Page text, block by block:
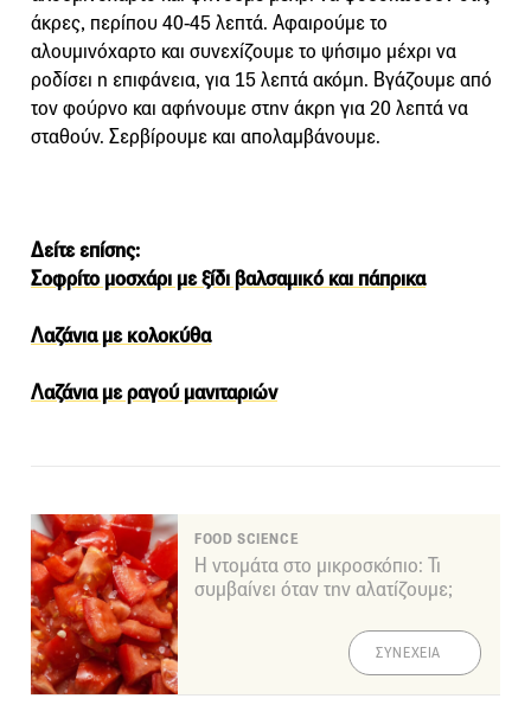
άκρες, περίπου 40-45 λεπτά. Αφαιρούμε το
αλουμινόχαρτο και συνεχίζουμε το ψήσιμο μέχρι να
ροδίσει η επιφάνεια, για 15 λεπτά ακόμη. Βγάζουμε από
τoν φούρνο και αφήνουμε στην άκρη για 20 λεπτά να
σταθούν. Σερβίρουμε και απολαμβάνουμε.
Δείτε επίσης:
Σοφρίτο μοσχάρι με ξίδι βαλσαμικό και πάπρικα
Λαζάνια με κολοκύθα
Λαζάνια με ραγού μανιταριών
FOOD SCIENCE
Η ντομάτα στο μικροσκόπιο: Τι
συμβαίνει όταν την αλατίζουμε;
ΣΥΝΕΧΕΙΑ